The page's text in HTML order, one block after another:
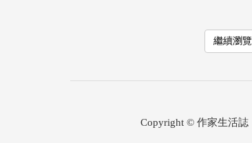
繼續瀏覽
Copyright © 作家生活誌